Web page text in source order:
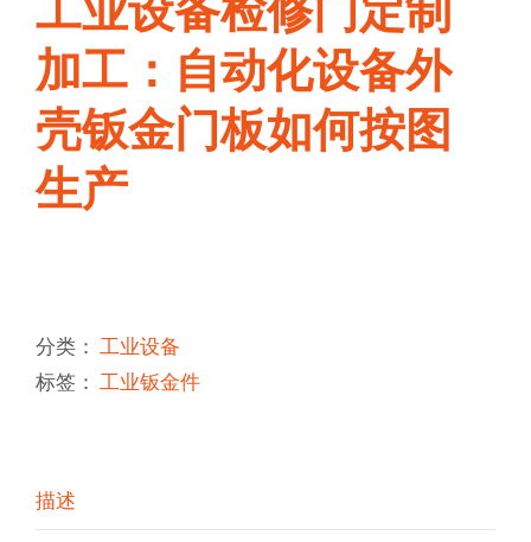
加工：自动化设备外
壳钣金门板如何按图
生产
分类： 工业设备
标签： 工业钣金件
描述